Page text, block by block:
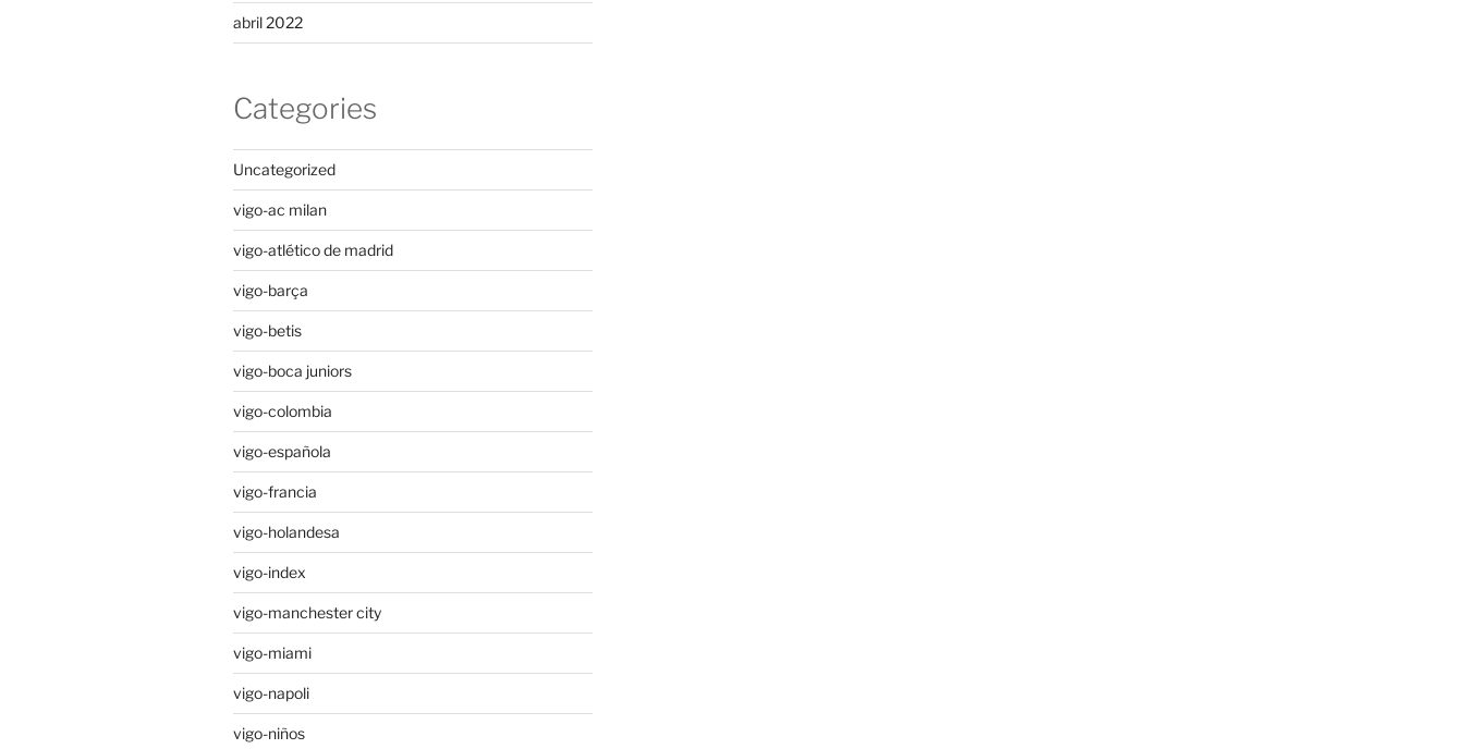
abril 2022
Categories
Uncategorized
vigo-ac milan
vigo-atlético de madrid
vigo-barça
vigo-betis
vigo-boca juniors
vigo-colombia
vigo-española
vigo-francia
vigo-holandesa
vigo-index
vigo-manchester city
vigo-miami
vigo-napoli
vigo-niños